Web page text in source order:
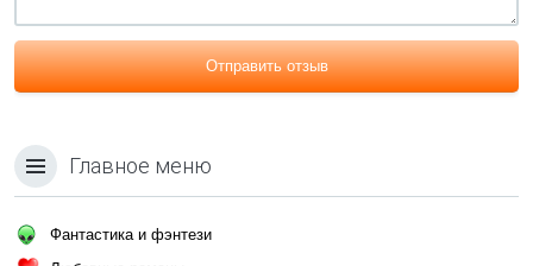
Отправить отзыв
Главное меню
Фантастика и фэнтези